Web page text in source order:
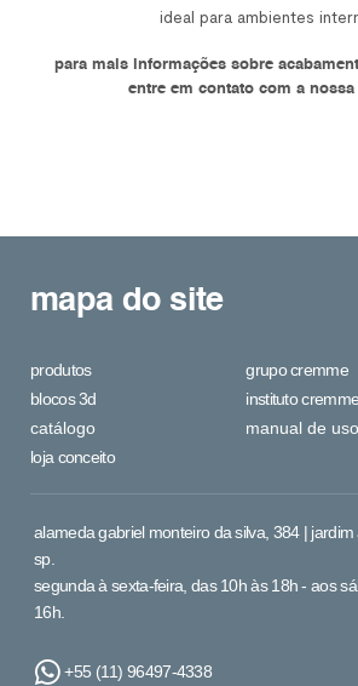
ideal para ambientes
para mais informações sobre
entre em contato com a nossa
mapa do site
produtos
blocos 3d
catálogo
loja conceito
grupo cremme
instituto cremme
manual de
alameda gabriel monteiro da silva, 384 |
sp.
segunda à sexta-feira, das 10h às 18h - aos
16h.
+55 (11) 96497-4338